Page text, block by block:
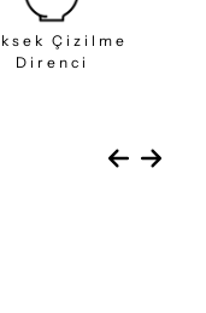
Çizilme
Direnci